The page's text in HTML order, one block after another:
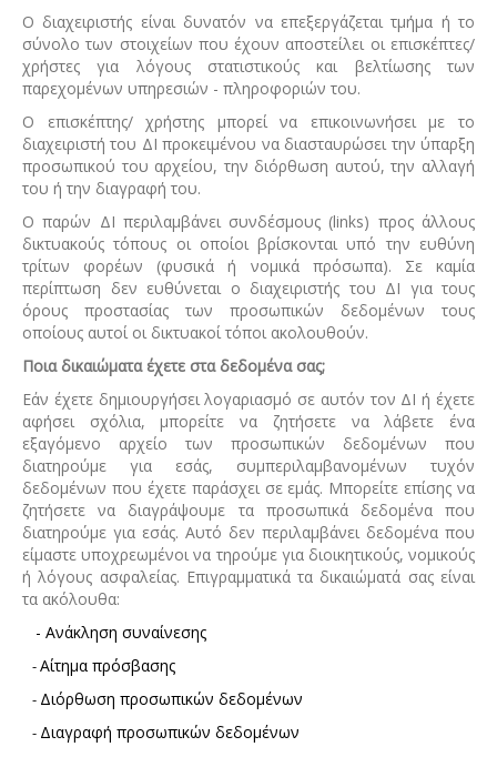
Ο διαχειριστής είναι δυνατόν να επεξεργάζεται τμήμα ή το
σύνολο των στοιχείων που έχουν αποστείλει οι επισκέπτες/
χρήστες για λόγους στατιστικούς και βελτίωσης των
παρεχομένων υπηρεσιών - πληροφοριών του.
Ο επισκέπτης/ χρήστης μπορεί να επικοινωνήσει με το
διαχειριστή του ΔΙ προκειμένου να διασταυρώσει την ύπαρξη
προσωπικού του αρχείου, την διόρθωση αυτού, την αλλαγή
του ή την διαγραφή του.
Ο παρών ΔΙ περιλαμβάνει συνδέσμους (links) προς άλλους
δικτυακούς τόπους οι οποίοι βρίσκονται υπό την ευθύνη
τρίτων φορέων (φυσικά ή νομικά πρόσωπα). Σε καμία
περίπτωση δεν ευθύνεται ο διαχειριστής του ΔΙ για τους
όρους προστασίας των προσωπικών δεδομένων τους
οποίους αυτοί οι δικτυακοί τόποι ακολουθούν.
Ποια δικαιώματα έχετε στα δεδομένα σας;
Εάν έχετε δημιουργήσει λογαριασμό σε αυτόν τον ΔΙ ή έχετε
αφήσει σχόλια, μπορείτε να ζητήσετε να λάβετε ένα
εξαγόμενο αρχείο των προσωπικών δεδομένων που
διατηρούμε για εσάς, συμπεριλαμβανομένων τυχόν
δεδομένων που έχετε παράσχει σε εμάς. Μπορείτε επίσης να
ζητήσετε να διαγράψουμε τα προσωπικά δεδομένα που
διατηρούμε για εσάς. Αυτό δεν περιλαμβάνει δεδομένα που
είμαστε υποχρεωμένοι να τηρούμε για διοικητικούς, νομικούς
ή λόγους ασφαλείας. Επιγραμματικά τα δικαιώματά σας είναι
τα ακόλουθα:
- Ανάκληση συναίνεσης
-Αίτημα πρόσβασης
- Διόρθωση προσωπικών δεδομένων
- Διαγραφή προσωπικών δεδομένων